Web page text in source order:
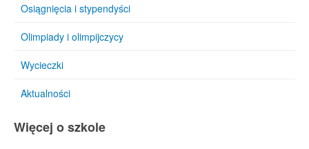
Osiągnięcia i stypendyści
Olimpiady i olimpijczycy
Wycieczki
Aktualności
Więcej o szkole